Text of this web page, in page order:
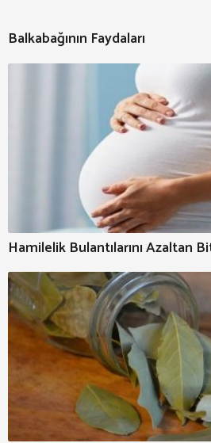
Balkabağının Faydaları
Hamilelik Bulantılarını Azaltan